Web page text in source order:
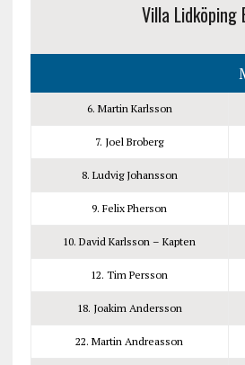
Villa Lidköping
6. Martin Karlsson
7. Joel Broberg
8. Ludvig Johansson
9. Felix Pherson
10. David Karlsson – Kapten
12. Tim Persson
18. Joakim Andersson
22. Martin Andreasson